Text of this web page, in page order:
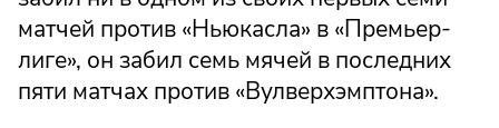
матчей против «Ньюкасла» в «Премьер-
лиге», он забил семь мячей в последних
пяти матчах против «Вулверхэмптона».